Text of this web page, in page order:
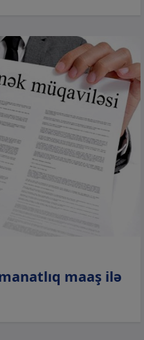
maaş ilə